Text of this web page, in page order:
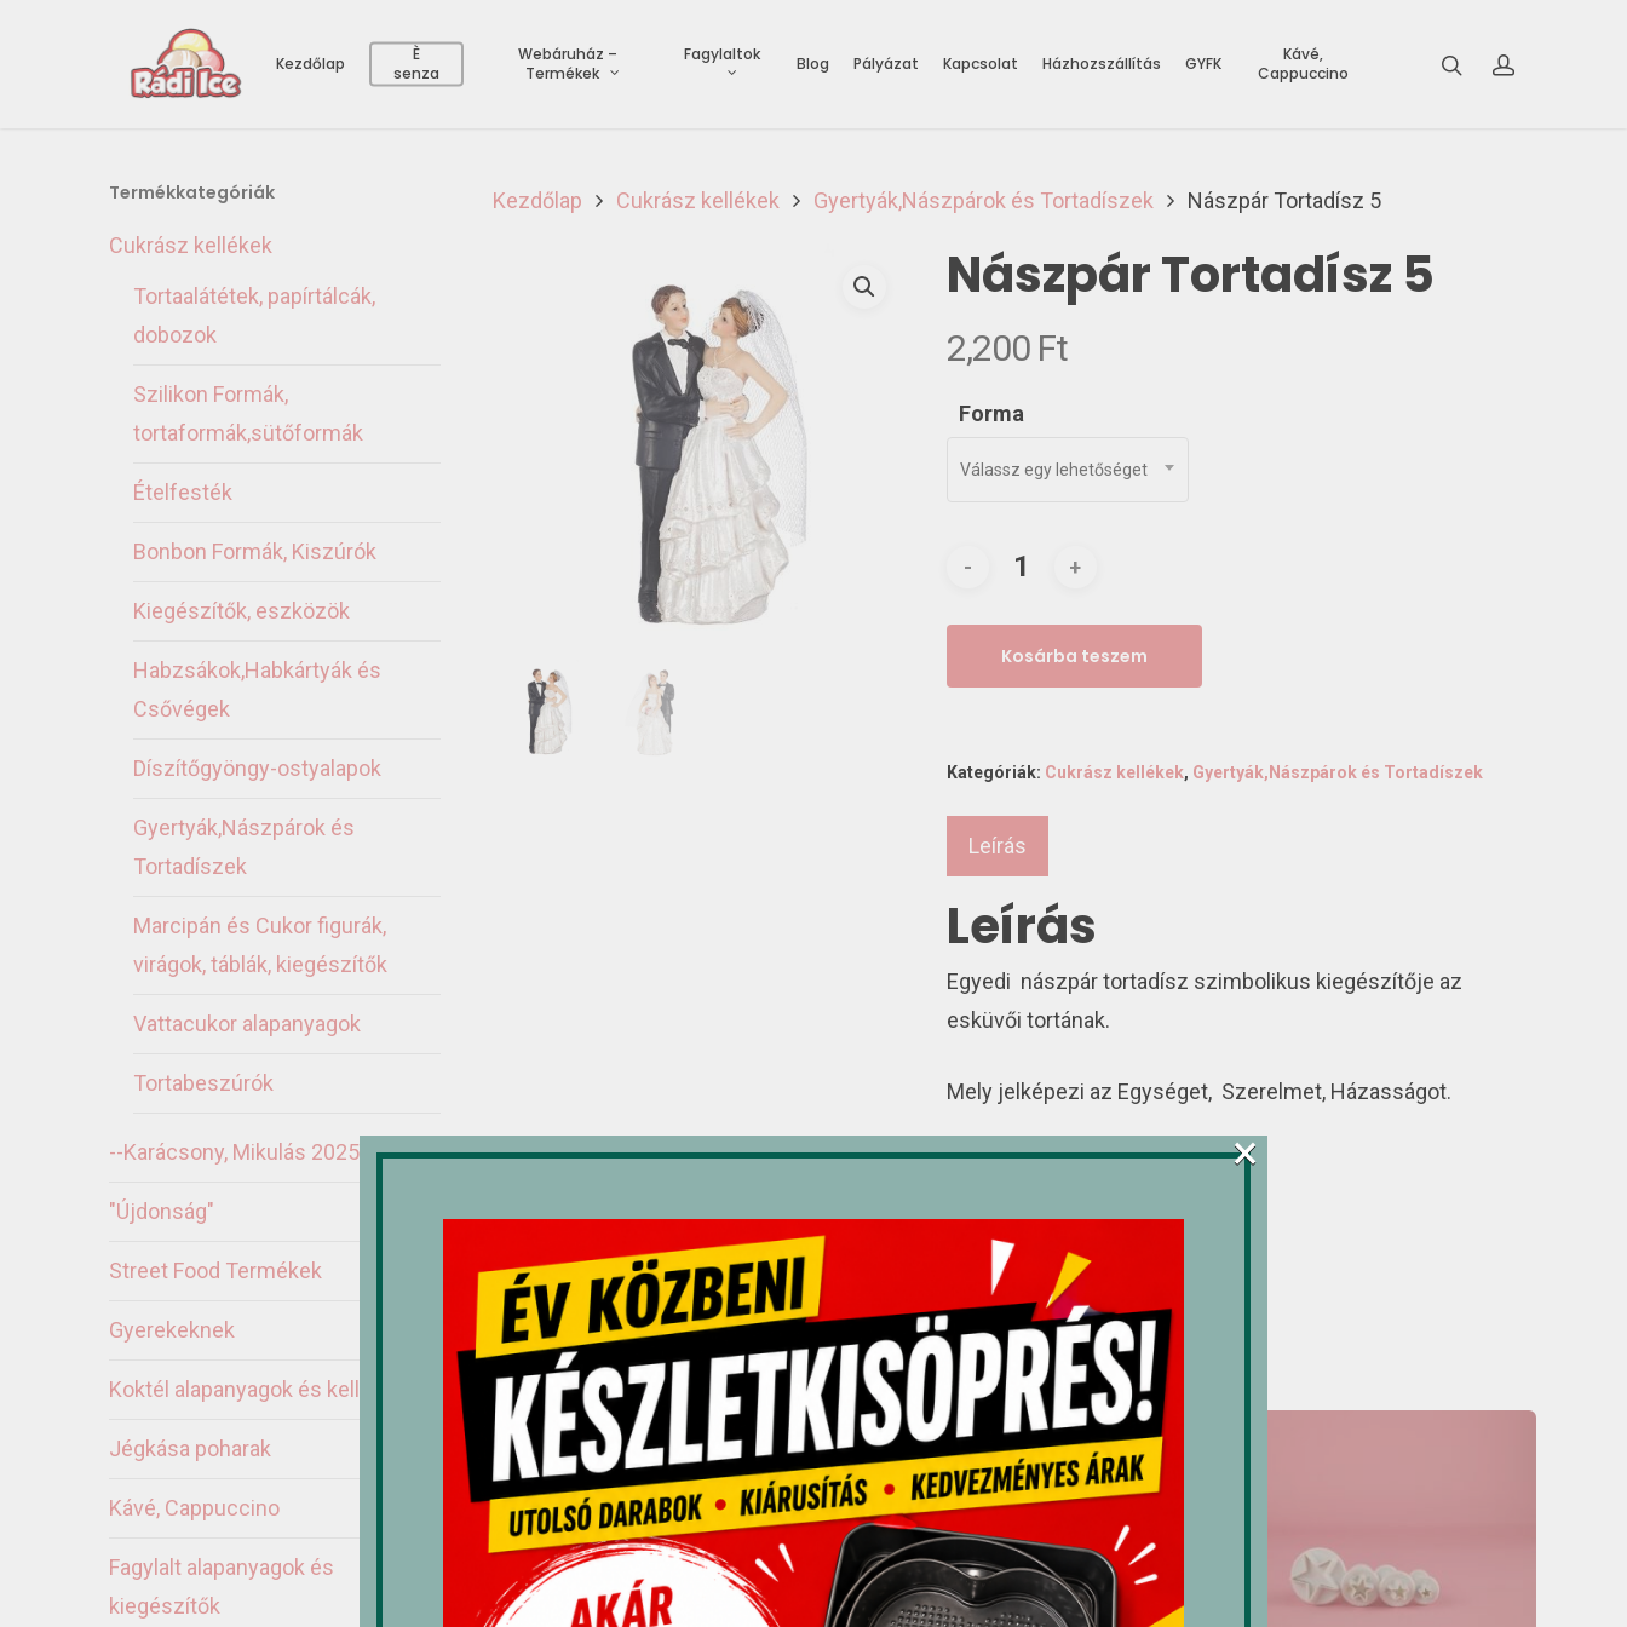
Kezdőlap
È
senza
Webáruház –
Termékek
Fagylaltok Blog Pályázat Kapcsolat Házhozszállítás GYFK
Kávé,
Cappuccino
Termékkategóriák
Cukrász kellékek
Tortaalátétek, papírtálcák,
dobozok
Szilikon Formák,
tortaformák,sütőformák
Ételfesték
Bonbon Formák, Kiszúrók
Kiegészítők, eszközök
Habzsákok,Habkártyák és
Csővégek
Díszítőgyöngy-ostyalapok
Gyertyák,Nászpárok és
Tortadíszek
Marcipán és Cukor figurák,
virágok, táblák, kiegészítők
Vattacukor alapanyagok
Tortabeszúrók
--Karácsony, Mikulás 2025
"Újdonság"
Street Food Termékek
Gyerekeknek
Koktél alapanyagok és kellékek
Jégkása poharak
Kávé, Cappuccino
Fagylalt alapanyagok és
kiegészítők
Kezdőlap Cukrász kellékek Gyertyák,Nászpárok és Tortadíszek Nászpár Tortadísz 5
Nászpár Tortadísz 5
2,200 Ft
Forma
Válassz egy lehetőséget
Kosárba teszem
Kategóriák: Cukrász kellékek, Gyertyák,Nászpárok és Tortadíszek
Leírás
Leírás
Egyedi nászpár tortadísz szimbolikus kiegészítője az
esküvői tortának.
Mely jelképezi az Egységet, Szerelmet, Házasságot.
Méret: 12 cm
012197
Kapcsolódó termékek
Akció!
×